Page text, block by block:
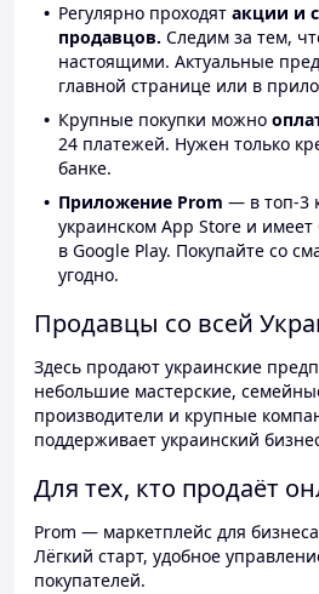
Регулярно проходят акции и
продавцов. Следим за тем,
настоящими. Актуальные
главной странице или в
Крупные покупки можно
24 платежей. Нужен только
банке.
Приложение Prom — в топ-3
украинском App Store и имеет
в Google Play. Покупайте со
угодно.
Продавцы со всей
Здесь продают украинские
небольшие мастерские,
производители и крупные
поддерживает украинский
Для тех, кто продаёт
Prom — маркетплейс для
Лёгкий старт, удобное
покупателей.